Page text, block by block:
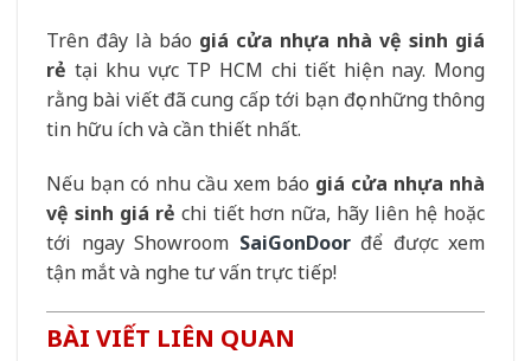
Trên đây là báo giá cửa nhựa nhà vệ sinh giá
rẻ tại khu vực TP HCM chi tiết hiện nay. Mong
rằng bài viết đã cung cấp tới bạn đọc những thông
tin hữu ích và cần thiết nhất.
Nếu bạn có nhu cầu xem báo giá cửa nhựa nhà
vệ sinh giá rẻ chi tiết hơn nữa, hãy liên hệ hoặc
tới ngay Showroom SaiGonDoorđể được xem
tận mắt và nghe tư vấn trực tiếp!
BÀI VIẾT LIÊN QUAN